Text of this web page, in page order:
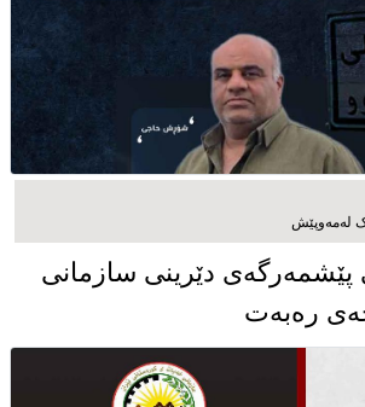
پێشمەرگەی دێرینی سازمانی
رەبەت